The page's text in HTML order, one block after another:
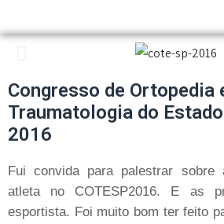
Congresso de Ortopedia
Traumatologia do
2016
Fui convida para palestrar sobre
atleta no COTESP2016. E as
esportista. Foi muito bom ter feito